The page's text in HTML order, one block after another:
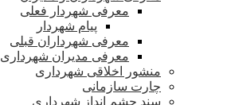
معرفی شهردار فعلی
پیام شهردار
معرفی شهرداران قبلی
معرفی مدیران شهرداری
منشور اخلاقی شهرداری
چارت سازمانی
سند چشم انداز شهرداری